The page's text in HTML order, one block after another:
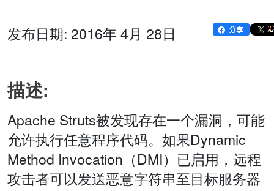
发布日期: 2016年 4月 28日
描述:
Apache Struts被发现存在一个漏洞，可能
允许执行任意程序代码。如果Dynamic
Method Invocation（DMI）已启用，远程
攻击者可以发送恶意字符串至目标服务器